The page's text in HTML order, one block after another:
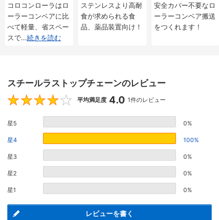
コロコンローラはロ
ーラーコンベアに比
べて軽量、省スペー
スで...続きを読む
ステンレスより高耐
食が求められる食
品、薬品装置向け！
安全カバー不要なロ
ーラーコンベア搬送
をつくれます！
スチールラストップチェーンのレビュー
4
平均満足度 4.0 1件のレビュー
星5 0%
星4 100%
星3 0%
星2 0%
星1 0%
レビューを書く